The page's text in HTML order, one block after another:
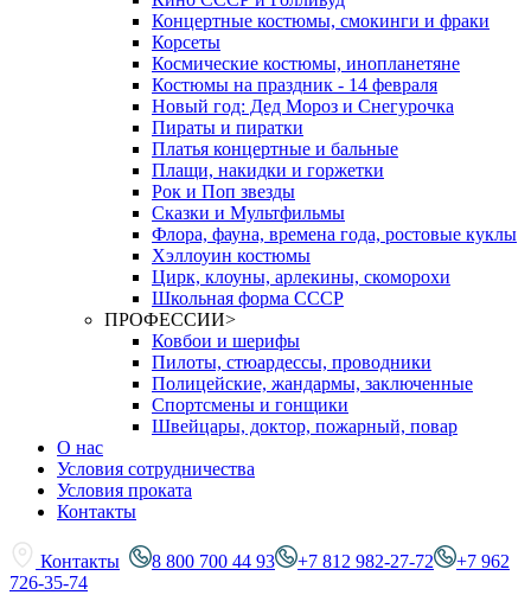
Концертные костюмы, смокинги и фраки
Корсеты
Космические костюмы, инопланетяне
Костюмы на праздник - 14 февраля
Новый год: Дед Мороз и Снегурочка
Пираты и пиратки
Платья концертные и бальные
Плащи, накидки и горжетки
Рок и Поп звезды
Сказки и Мультфильмы
Флора, фауна, времена года, ростовые куклы
Хэллоуин костюмы
Цирк, клоуны, арлекины, скоморохи
Школьная форма СССР
ПРОФЕССИИ>
Ковбои и шерифы
Пилоты, стюардессы, проводники
Полицейские, жандармы, заключенные
Спортсмены и гонщики
Швейцары, доктор, пожарный, повар
О нас
Условия сотрудничества
Условия проката
Контакты
Контакты 8 800 700 44 93 +7 812 982-27-72
+7 962
726-35-74